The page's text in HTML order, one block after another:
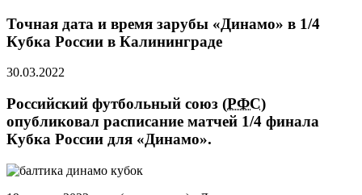
Точная дата и время зарубы «Динамо» в 1/4
Кубка России в Калининграде
30.03.2022
Российский футбольный союз (РФС)
опубликовал расписание матчей 1/4 финала
Кубка России для «Динамо».